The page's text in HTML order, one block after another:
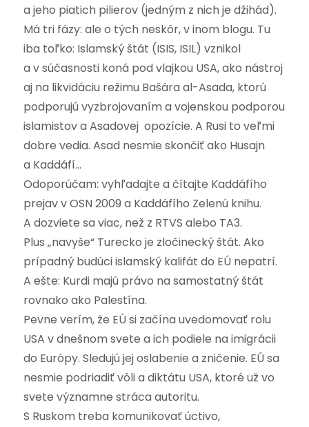
a jeho piatich pilierov (jedným z nich je džihád).
Má tri fázy: ale o tých neskôr, v inom blogu. Tu
iba toľko: Islamský štát (ISIS, ISIL) vznikol
a v súčasnosti koná pod vlajkou USA, ako nástroj
aj na likvidáciu režimu Bašára al-Asada, ktorú
podporujú vyzbrojovaním a vojenskou podporou
islamistov a Asadovej opozície. A Rusi to veľmi
dobre vedia. Asad nesmie skončiť ako Husajn
a Kaddáfí…
Odoporúčam: vyhľadajte a čítajte Kaddáfího
prejav v OSN 2009 a Kaddáfího Zelenú knihu.
A dozviete sa viac, než z RTVS alebo TA3.
Plus „navyše“ Turecko je zločinecký štát. Ako
prípadný budúci islamský kalifát do EÚ nepatrí.
A ešte: Kurdi majú právo na samostatný štát
rovnako ako Palestína.
Pevne verím, že EÚ si začína uvedomovať rolu
USA v dnešnom svete a ich podiele na imigrácii
do Európy. Sledujú jej oslabenie a zničenie. EÚ sa
nesmie podriadiť vôli a diktátu USA, ktoré už vo
svete významne stráca autoritu.
S Ruskom treba komunikovať úctivo,